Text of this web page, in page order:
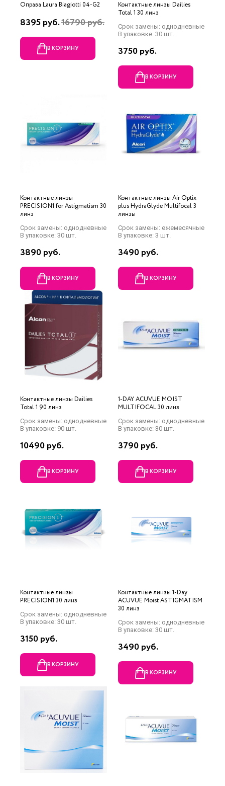
Оправа Laura Biagiotti 04-G2
8395 руб.16790 руб.
В КОРЗИНУ
Контактные линзы Dailies
Total 1 30 линз
Срок замены: однодневные
В упаковке: 30 шт.
3750 руб.
В КОРЗИНУ
Контактные линзы
PRECISION1 for Astigmatism 30
линз
Срок замены: однодневные
В упаковке: 30 шт.
3890 руб.
В КОРЗИНУ
Контактные линзы Air Optix
plus HydraGlyde Multifocal 3
линзы
Срок замены: ежемесячные
В упаковке: 3 шт.
3490 руб.
В КОРЗИНУ
Контактные линзы Dailies
Total 1 90 линз
Срок замены: однодневные
В упаковке: 90 шт.
10490 руб.
В КОРЗИНУ
1-DAY ACUVUE MOIST
MULTIFOCAL 30 линз
Срок замены: однодневные
В упаковке: 30 шт.
3790 руб.
В КОРЗИНУ
Контактные линзы
PRECISION1 30 линз
Срок замены: однодневные
В упаковке: 30 шт.
3150 руб.
В КОРЗИНУ
Контактные линзы 1-Day
ACUVUE Moist ASTIGMATISM
30 линз
Срок замены: однодневные
В упаковке: 30 шт.
3490 руб.
В КОРЗИНУ